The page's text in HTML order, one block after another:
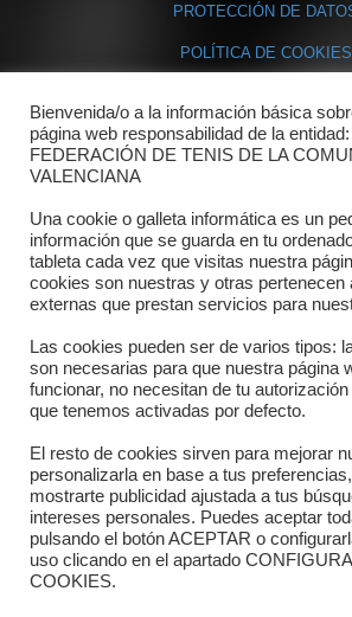
PROTECCIÓN DE
POLÍTICA DE COOKIES
Contacto
Dónde estamos
Directorio departamentos
Horario
Formulario de contacto
Copyright © 2025 FTCV
Bienvenida/o a la información básica
página web responsabilidad de la entidad:
FEDERACIÓN DE TENIS DE LA
VALENCIANA
Una cookie o galleta informática es un
información que se guarda en tu
tableta cada vez que visitas nuestra
cookies son nuestras y otras pertenecen
externas que prestan servicios para
Las cookies pueden ser de varios tipos:
son necesarias para que nuestra página
funcionar, no necesitan de tu
que tenemos activadas por defecto.
El resto de cookies sirven para mejorar
personalizarla en base a tus
mostrarte publicidad ajustada a tus
intereses personales. Puedes aceptar
pulsando el botón ACEPTAR o
uso clicando en el apartado
COOKIES.